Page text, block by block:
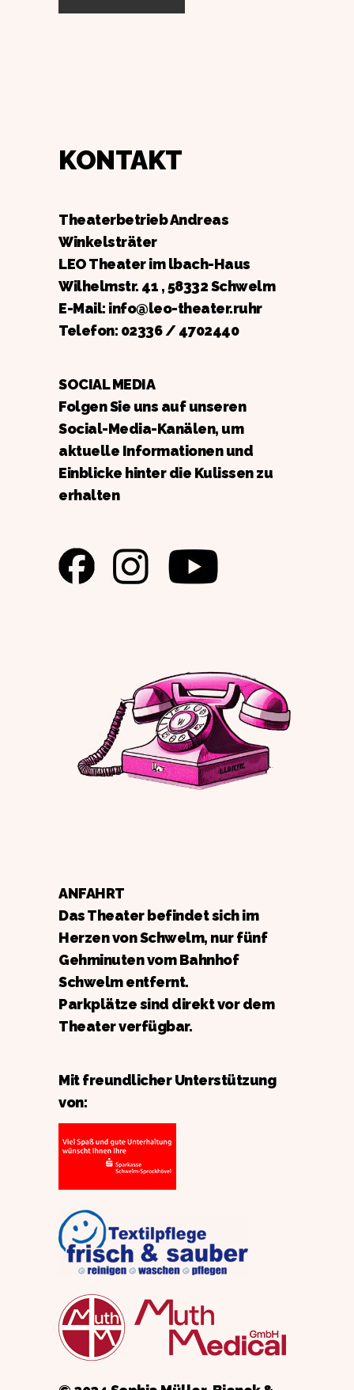
KONTAKT
Theaterbetrieb Andreas
Winkelsträter
LEO Theater im lbach-Haus
Wilhelmstr. 41 , 58332 Schwelm
E-Mail: info@leo-theater.ruhr
Telefon: 02336 / 4702440
SOCIAL MEDIA
Folgen Sie uns auf unseren
Social-Media-Kanälen, um
aktuelle Informationen und
Einblicke hinter die Kulissen zu
erhalten
ANFAHRT
Das Theater befindet sich im
Herzen von Schwelm, nur fünf
Gehminuten vom Bahnhof
Schwelm entfernt.
Parkplätze sind direkt vor dem
Theater verfügbar.
Mit freundlicher Unterstützung
von: